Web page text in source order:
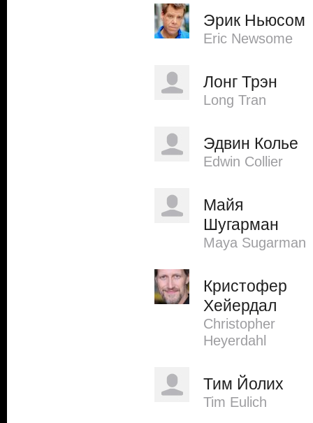
Эрик Ньюсом
Eric Newsome
Лонг Трэн
Long Tran
Эдвин Колье
Edwin Collier
Майя
Шугарман
Maya Sugarman
Кристофер
Хейердал
Christopher
Heyerdahl
Тим Йолих
Tim Eulich